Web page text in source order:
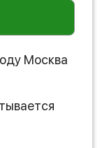
Москва